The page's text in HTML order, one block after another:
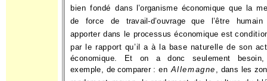
bien fondé dans l’organisme économique que la
de force de travail-d’ouvrage
que l’être
apporter dans le processus économique est
par le rapport qu’il a à la base naturelle de son
économique. Et on a donc seulement
exemple, de comparer : enAllemagne
, dans les